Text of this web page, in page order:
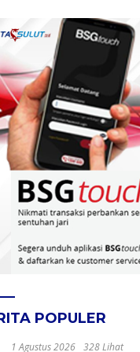
POPULER
1 Agustus 2026 328 Lihat